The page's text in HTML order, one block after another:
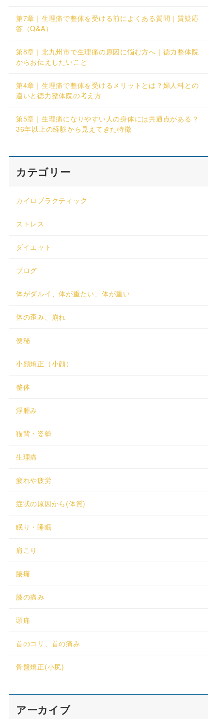
第7章｜生理痛で整体を受ける前によくある質問｜質疑応
答（Q&A）
第8章｜北九州市で生理痛の原因に悩む方へ｜徳力整体院
からお伝えしたいこと
第4章｜生理痛で整体を受けるメリットとは？婦人科との
違いと徳力整体院の考え方
第5章｜生理痛になりやすい人の身体には共通点がある？
36年以上の経験から見えてきた特徴
カテゴリー
カイロプラクティック
ストレス
ダイエット
ブログ
体がダルイ、体が重たい、体が重い
体の歪み、崩れ
便秘
小顔矯正（小顔）
整体
浮腫み
猫背・姿勢
生理痛
疲れや疲労
症状の原因から(体質)
眠り・睡眠
肩こり
腰痛
膝の痛み
頭痛
首のコリ、首の痛み
骨盤矯正(小尻)
アーカイブ